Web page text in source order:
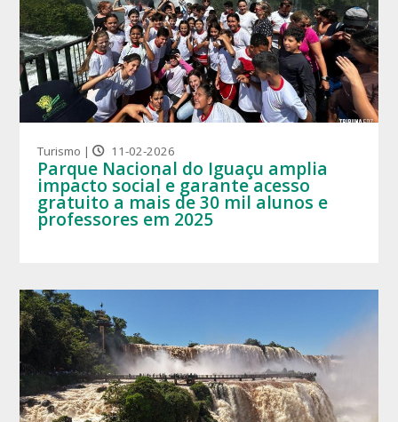
Turismo | 11-02-2026
Parque Nacional do Iguaçu amplia
impacto social e garante acesso
gratuito a mais de 30 mil alunos e
professores em 2025